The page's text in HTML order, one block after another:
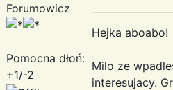
Forumowicz
Pomocna dłoń:
+1/-2
Hejka aboabo!
Milo ze
interesujacy.